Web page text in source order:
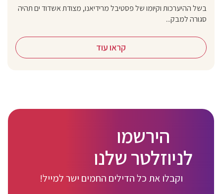
בשל ההיערכות וקיומו של פסטיבל מרידיאנו, מצודת אשדוד ים תהיה
סגורה למבק...
קראו עוד
הירשמו
לניוזלטר שלנו
וקבלו את כל הדילים החמים ישר למייל!